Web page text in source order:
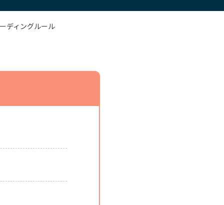
ディングルール